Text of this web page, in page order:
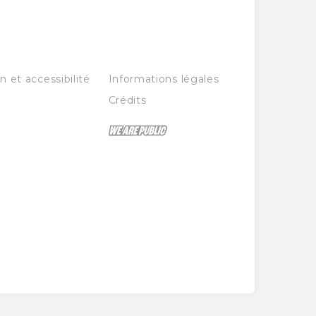
et accessibilité
Informations légales
Crédits